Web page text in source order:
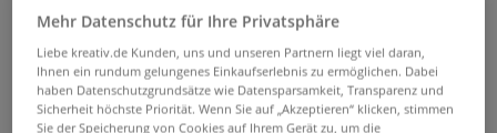
Mehr Datenschutz für Ihre Privatsphäre
Liebe kreativ.de Kunden, uns und unseren Partnern liegt viel daran,
Ihnen ein rundum gelungenes Einkaufserlebnis zu ermöglichen. Dabei
haben Datenschutzgrundsätze wie Datensparsamkeit, Transparenz und
Sicherheit höchste Priorität. Wenn Sie auf „Akzeptieren“ klicken, stimmen
Sie der Speicherung von Cookies auf Ihrem Gerät zu, um die